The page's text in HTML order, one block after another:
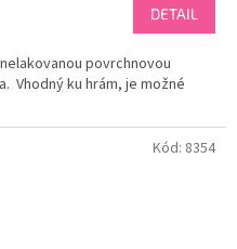
DETAIL
povrchnovou
Vhodný ku hrám, je možné
Kód: 8354